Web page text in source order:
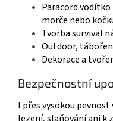
Paracord
morče nebo
Tvorba survival
Outdoor,
Dekorace a
Bezpečnostní
I přes vysokou